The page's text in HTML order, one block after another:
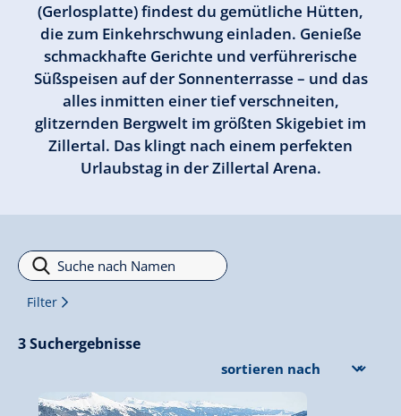
(Gerlosplatte) findest du gemütliche Hütten,
die zum Einkehrschwung einladen. Genieße
schmackhafte Gerichte und verführerische
Süßspeisen auf der Sonnenterrasse – und das
alles inmitten einer tief verschneiten,
glitzernden Bergwelt im größten Skigebiet im
Zillertal. Das klingt nach einem perfekten
Urlaubstag in der Zillertal Arena.
Filter
3Suchergebnisse